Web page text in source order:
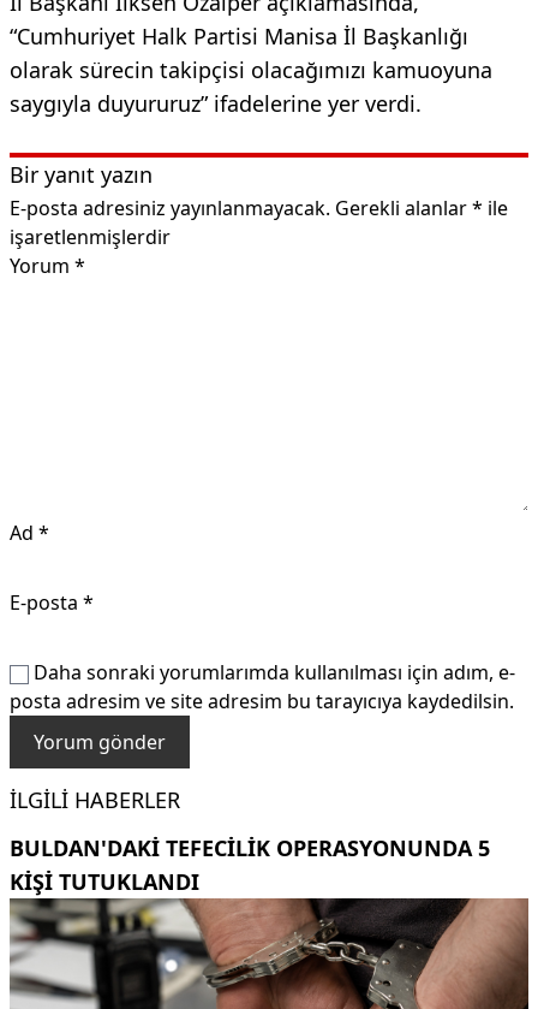
“Cumhuriyet Halk Partisi Manisa İl Başkanlığı
olarak sürecin takipçisi olacağımızı kamuoyuna
saygıyla duyururuz” ifadelerine yer verdi.
Bir yanıt yazın
E-posta adresiniz yayınlanmayacak. Gerekli alanlar* ile
işaretlenmişlerdir
Yorum *
Ad *
E-posta *
Daha sonraki yorumlarımda kullanılması için adım, e-
posta adresim ve site adresim bu tarayıcıya kaydedilsin.
İLGILI HABERLER
BULDAN'DAKI TEFECILIK OPERASYONUNDA 5
KIŞI TUTUKLANDI